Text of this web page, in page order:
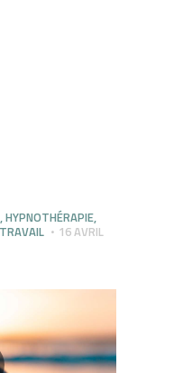
,HYPNOTHÉRAPIE,
16 AVRIL